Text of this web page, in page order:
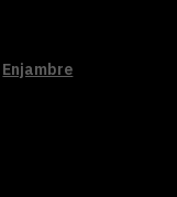
Enjambre